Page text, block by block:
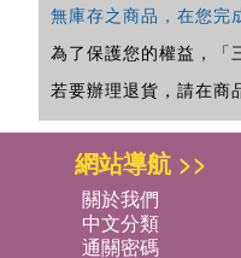
無庫存之商品，在您完
為了保護您的權益，「
若要辦理退貨，請在商
網站導航 >>
關於我們
中文分類
通關密碼